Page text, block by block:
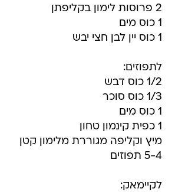
2 פרוסות לימון בקליפתן
1 כוס מים
1 כוס יין לבן חצי יבש
לתפוזים:
1/2 כוס דבש
1/3 כוס סוכר
1 כוס מים
1 כפית קינמון טחון
מיץ וקליפה מגוררת מלימון קטן
5-4 תפוזים
לקיימאק: